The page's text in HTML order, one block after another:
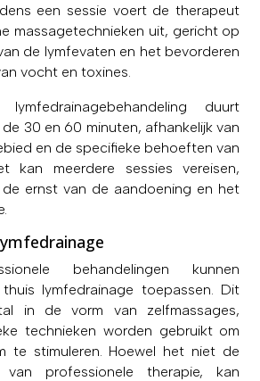
een sessie voert de therapeut
massagetechnieken uit, gericht op
de lymfevaten en het bevorderen
vocht en toxines.
duurt
30 en 60 minuten, afhankelijk van
en de specifieke behoeften van
kan meerdere sessies vereisen,
de ernst van de aandoening en het
behandelingen kunnen
lymfedrainage toepassen. Dit
in de vorm van zelfmassages,
technieken worden gebruikt om
te stimuleren. Hoewel het niet de
professionele therapie, kan